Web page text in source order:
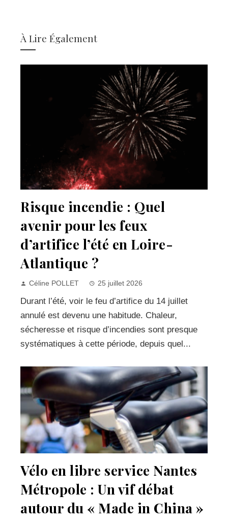
À Lire Également
Risque incendie : Quel
avenir pour les feux
d’artifice l’été en Loire-
Atlantique ?
Céline POLLET 25 juillet 2026
Durant l’été, voir le feu d’artifice du 14 juillet
annulé est devenu une habitude. Chaleur,
sécheresse et risque d’incendies sont presque
systématiques à cette période, depuis quel...
Vélo en libre service Nantes
Métropole : Un vif débat
autour du « Made in China »